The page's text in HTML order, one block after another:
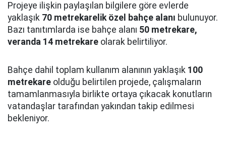
Projeye ilişkin paylaşılan bilgilere göre evlerde
yaklaşık 70 metrekarelik özel bahçe alanı bulunuyor.
Bazı tanıtımlarda ise bahçe alanı 50 metrekare,
veranda 14 metrekare olarak belirtiliyor.
Bahçe dahil toplam kullanım alanının yaklaşık 100
metrekare olduğu belirtilen projede, çalışmaların
tamamlanmasıyla birlikte ortaya çıkacak konutların
vatandaşlar tarafından yakından takip edilmesi
bekleniyor.